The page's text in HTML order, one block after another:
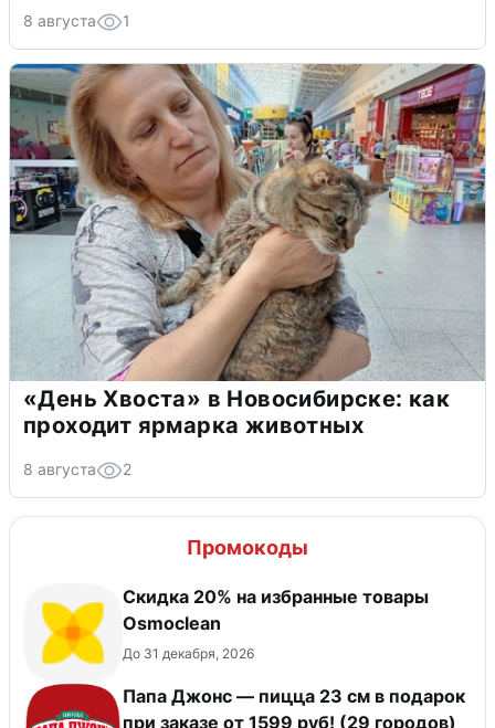
8 августа 1
«День Хвоста» в Новосибирске: как
проходит ярмарка животных
8 августа 2
Промокоды
Скидка 20% на избранные товары
Osmoclean
До 31 декабря, 2026
Папа Джонс — пицца 23 см в подарок
при заказе от 1599 руб! (29 городов)